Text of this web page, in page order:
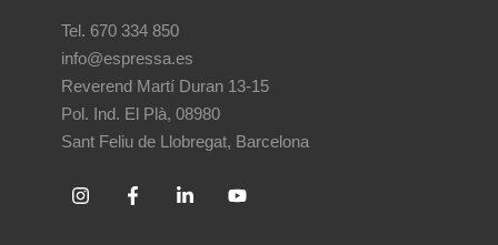
Tel. 670 334 850
info@espressa.es
Reverend Martí Duran 13-15
Pol. Ind. El Plà, 08980
Sant Feliu de Llobregat, Barcelona